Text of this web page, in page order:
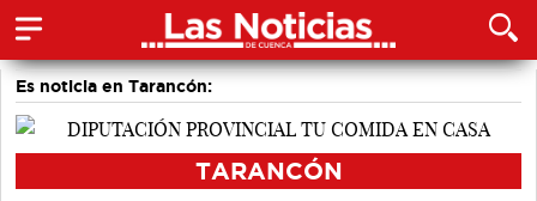
Es noticia en Tarancón:
TARANCÓN